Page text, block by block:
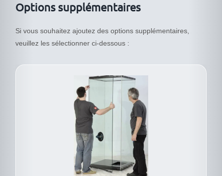
8053VA
Options supplémentaires
Si vous souhaitez ajoutez des options supplémentaires,
veuillez les sélectionner ci-dessous :